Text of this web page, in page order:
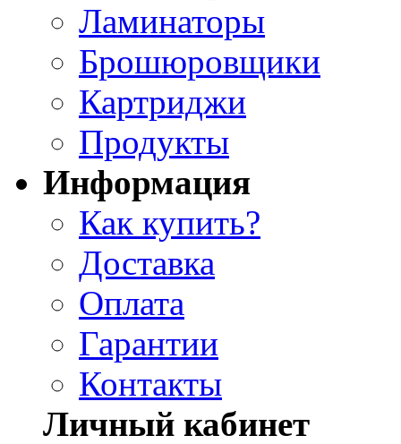
Ламинаторы
Брошюровщики
Картриджи
Продукты
Информация
Как купить?
Доставка
Оплата
Гарантии
Контакты
Личный кабинет